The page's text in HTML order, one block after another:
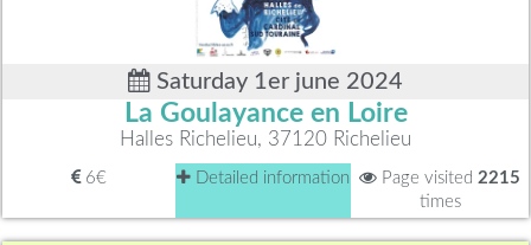
Saturday 1er june 2024
La Goulayance en Loire
Halles Richelieu, 37120 Richelieu
6€ Detailed information Page visited 2215
times